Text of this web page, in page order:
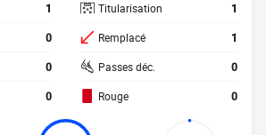
1
0
0
0
Titularisation 1
Remplacé 1
Passes déc. 0
Rouge 0